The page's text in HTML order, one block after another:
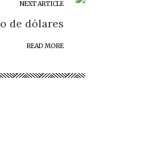
NEXT ARTICLE
de dólares
READ MORE